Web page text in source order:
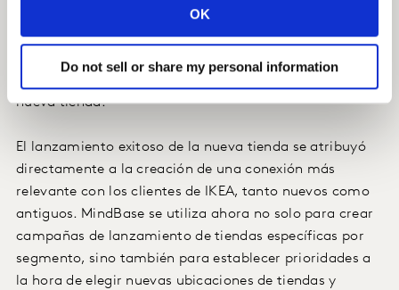
OK
Do not sell or share my personal information
de lanzamiento de la nueva tienda, integrando un
mensaje "objetivo" más fuerte y promociones con
nueva tienda.
El lanzamiento exitoso de la nueva tienda se atribuyó
directamente a la creación de una conexión más
relevante con los clientes de IKEA, tanto nuevos como
antiguos. MindBase se utiliza ahora no solo para crear
campañas de lanzamiento de tiendas específicas por
segmento, sino también para establecer prioridades a
la hora de elegir nuevas ubicaciones de tiendas y